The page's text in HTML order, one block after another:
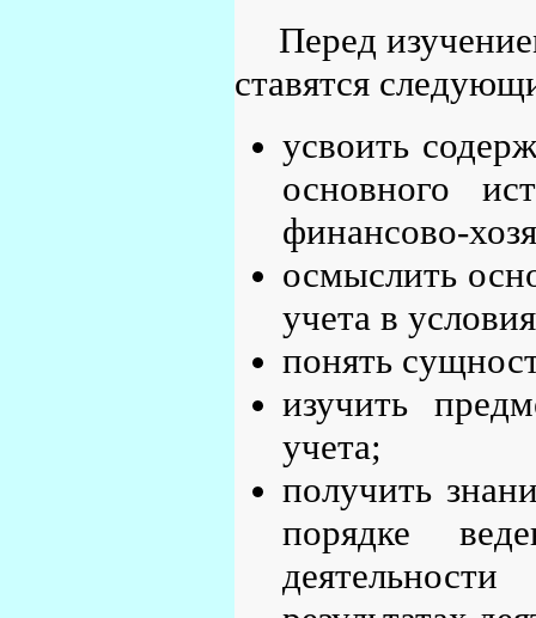
Перед
ставятся
усвоить
основного
финансово-
осмыслить
учета в
понять
изучить
учета;
получить
порядке